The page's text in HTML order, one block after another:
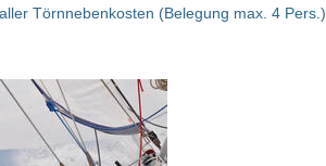
Törnnebenkosten (Belegung max. 4 Pers.)